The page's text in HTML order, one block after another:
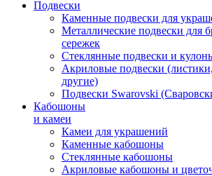
Подвески
Каменные подвески для
Металлические подвески для
сережек
Стеклянные подвески и
Акриловые подвески
другие)
Подвески Swarovski
Кабошоны
и камеи
Камеи для украшений
Каменные кабошоны
Стеклянные кабошоны
Акриловые кабошоны и